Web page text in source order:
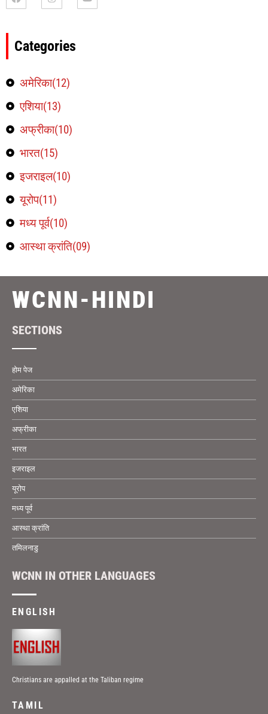
Categories
अमेरिका(12)
एशिया(13)
अफ्रीका(10)
भारत(15)
इजराइल(10)
यूरोप(11)
मध्य पूर्व(10)
आस्था क्रांति(09)
WCNN-HINDI
SECTIONS
होम पेज
अमेरिका
एशिया
अफ्रीका
भारत
इजराइल
यूरोप
मध्य पूर्व
आस्था क्रांति
तमिलनाडु
WCNN IN OTHER LANGUAGES
ENGLISH
Christians are appalled at the Taliban regime
TAMIL